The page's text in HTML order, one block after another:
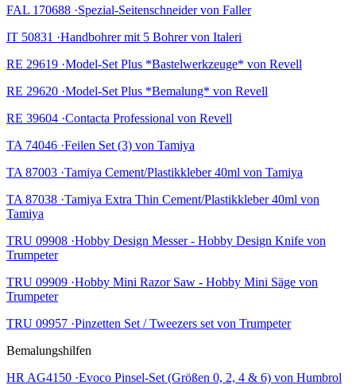
FAL 170688 ·Spezial-Seitenschneider von Faller
IT 50831 ·Handbohrer mit 5 Bohrer von Italeri
RE 29619 ·Model-Set Plus *Bastelwerkzeuge* von Revell
RE 29620 ·Model-Set Plus *Bemalung* von Revell
RE 39604 ·Contacta Professional von Revell
TA 74046 ·Feilen Set (3) von Tamiya
TA 87003 ·Tamiya Cement/Plastikkleber 40ml von Tamiya
TA 87038 ·Tamiya Extra Thin Cement/Plastikkleber 40ml von
Tamiya
TRU 09908 ·Hobby Design Messer - Hobby Design Knife von
Trumpeter
TRU 09909 ·Hobby Mini Razor Saw - Hobby Mini Säge von
Trumpeter
TRU 09957 ·Pinzetten Set / Tweezers set von Trumpeter
Bemalungshilfen
HR AG4150 ·Evoco Pinsel-Set (Größen 0, 2, 4 & 6) von Humbrol